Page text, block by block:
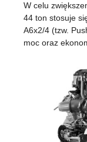
W celu
44 ton stosuje
A6x2/4 (tzw.
moc oraz